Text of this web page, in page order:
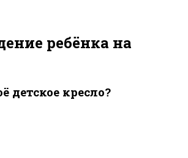
ребёнка на
детское кресло?